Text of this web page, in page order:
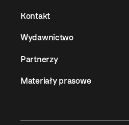
Kontakt
Wydawnictwo
Partnerzy
Materiały prasowe